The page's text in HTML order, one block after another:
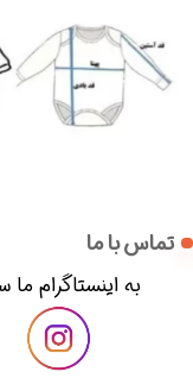
تماس با ما
​​به اینستاگرام ما